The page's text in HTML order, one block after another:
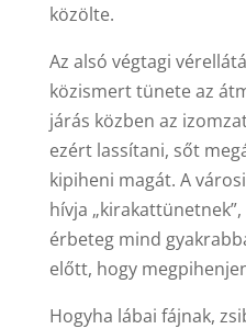
közölte.
Az alsó végtagi
közismert tünete az
járás közben az
ezért lassítani, sőt
kipiheni magát. A
hívja
érbeteg mind
előtt, hogy
Hogyha lábai fájnak,